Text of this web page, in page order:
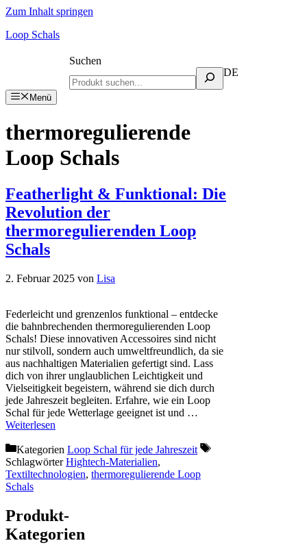
Zum Inhalt springen
Loop Schals
Suchen
DE
Menü
thermoregulierende
Loop Schals
Featherlight & Funktional: Die
Revolution der
thermoregulierenden Loop
Schals
2. Februar 2025 von Lisa
Federleicht und grenzenlos funktional – entdecke
die bahnbrechenden thermoregulierenden Loop
Schals! Diese innovativen Accessoires sind nicht
nur stilvoll, sondern auch umweltfreundlich, da sie
aus nachhaltigen Materialien gefertigt sind. Lass
dich von ihrer unglaublichen Leichtigkeit und
Vielseitigkeit begeistern, während sie dich durch
jede Jahreszeit begleiten. Erfahre, wie ein Loop
Schal für jede Wetterlage geeignet ist und …
Weiterlesen
Kategorien Loop Schal für jede Jahreszeit
SchlagwörterHightech-Materialien,
Textiltechnologien, thermoregulierende Loop
Schals
Produkt-
Kategorien